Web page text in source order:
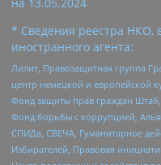
* Сведения реестра
иностранного агента:
Лилит, Правозащитная группа
центр немецкой и европейской
Фонд защиты прав граждан Штаб,
Фонд борьбы с коррупцией,
СПИДа, СВЕЧА, Гуманитарное
Избирателей, Правовая